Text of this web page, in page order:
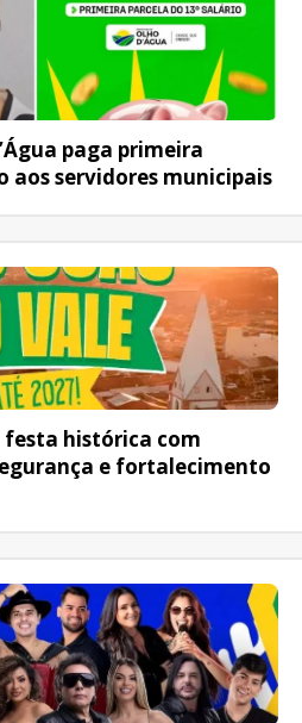
paga primeira
aos servidores municipais
festa histórica com
e fortalecimento